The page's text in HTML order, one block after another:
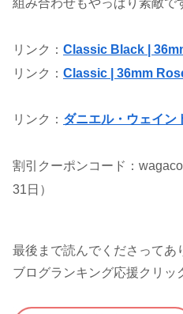
リンク： Classic Black |
リンク： Classic | 36mm
リンク： ダニエル・ウェイン
割引クーポンコード：
31日）
最後まで読んでくださってあ
ブログランキング応援クリッ